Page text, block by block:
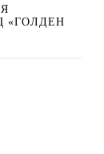
«ГОЛДЕН